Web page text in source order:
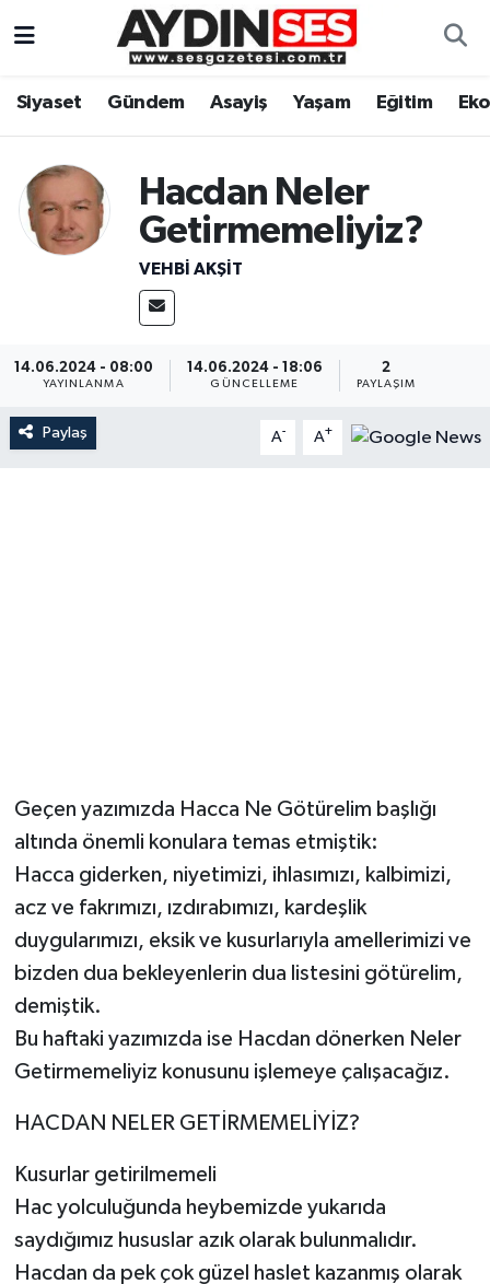
Siyaset Gündem Asayiş Yaşam Eğitim
Hacdan Neler
Getirmemeliyiz?
VEHBI AKŞIT
14.06.2024 - 08:00
YAYINLANMA
14.06.2024 - 18:06
GÜNCELLEME
2
PAYLAŞIM
Paylaş A- A+
Geçen yazımızda Hacca Ne Götürelim başlığı
altında önemli konulara temas etmiştik:
Hacca giderken, niyetimizi, ihlasımızı, kalbimizi,
acz ve fakrımızı, ızdırabımızı, kardeşlik
duygularımızı, eksik ve kusurlarıyla amellerimizi ve
bizden dua bekleyenlerin dua listesini götürelim,
demiştik.
Bu haftaki yazımızda ise Hacdan dönerken Neler
Getirmemeliyiz konusunu işlemeye çalışacağız.
HACDAN NELER GETİRMEMELİYİZ?
Kusurlar getirilmemeli
Hac yolculuğunda heybemizde yukarıda
saydığımız hususlar azık olarak bulunmalıdır.
Hacdan da pek çok güzel haslet kazanmış olarak
Gündem
Siyaset
Ekonomi
Eğitim
Kültür Sanat
Aydın Hava Durumu
Aydin Namaz Vakitleri
Aydın Trafik Yoğunluk Haritası
Süper Lig Puan Durumu ve Fikstür
Tüm Manşetler
Son Dakika Haberleri